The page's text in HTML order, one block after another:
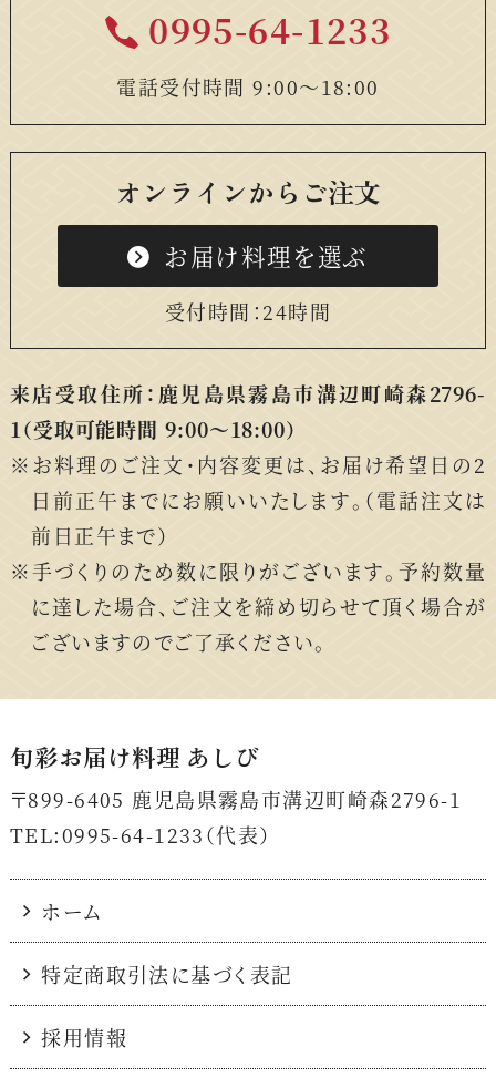
0995-64-1233
電話受付時間 9:00〜18:00
オンラインからご注文
お届け料理を選ぶ
受付時間：24時間
来店受取住所：鹿児島県霧島市溝辺町崎森2796-
1（受取可能時間 9:00〜18:00）
お料理のご注文・内容変更は、お届け希望日の2
日前正午までにお願いいたします。（電話注文は
前日正午まで）
手づくりのため数に限りがございます。予約数量
に達した場合、ご注文を締め切らせて頂く場合が
ございますのでご了承ください。
旬彩お届け料理 あしび
〒899-6405 鹿児島県霧島市溝辺町崎森2796-1
TEL:0995-64-1233（代表）
ホーム
特定商取引法に基づく表記
採用情報